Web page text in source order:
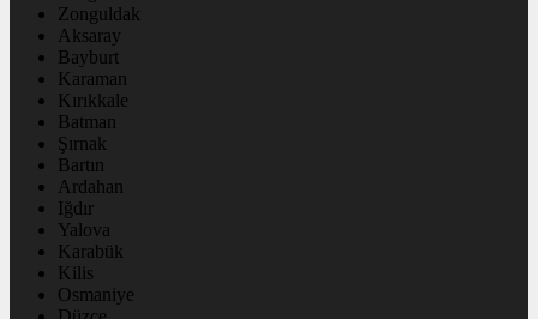
Zonguldak
Aksaray
Bayburt
Karaman
Kırıkkale
Batman
Şırnak
Bartın
Ardahan
Iğdır
Yalova
Karabük
Kilis
Osmaniye